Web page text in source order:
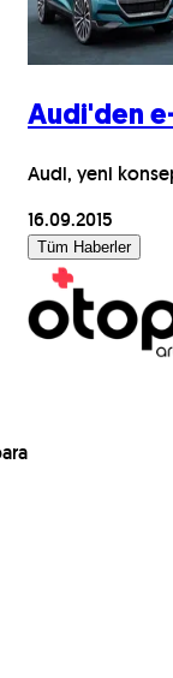
Audi'den
Audi, yeni
16.09.2015
Tüm Haberler